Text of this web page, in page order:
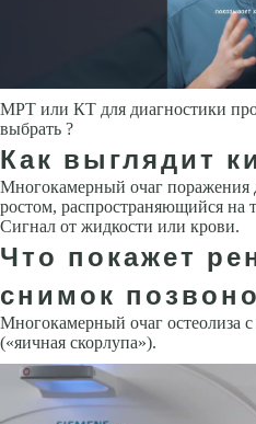
МРТ или КТ для диагностики
выбрать ?
Как выглядит
Многокамерный очаг поражения
ростом, распространяющийся на
Сигнал от жидкости или крови.
Что покажет
снимок
Многокамерный очаг остеолиза
(«яичная скорлупа»).